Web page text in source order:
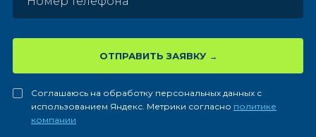
ОТПРАВИТЬ ЗАЯВКУ
Соглашаюсь на обработку персональных данных с
использованием Яндекс. Метрики согласно политике
компании